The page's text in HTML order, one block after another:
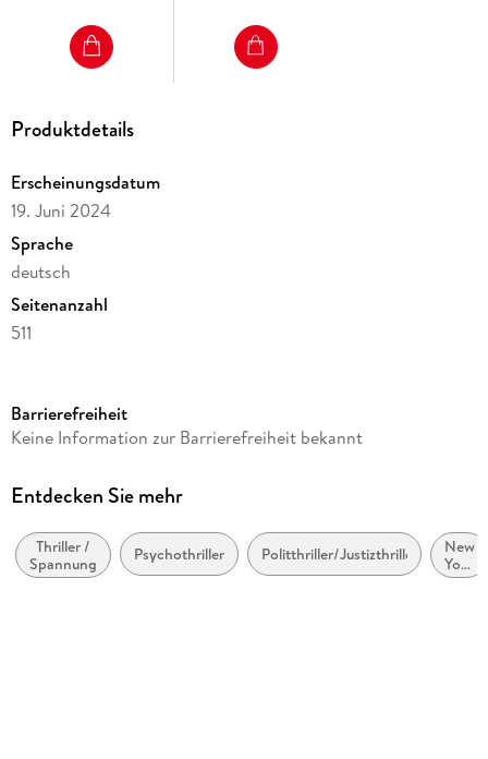
Produktdetails
Erscheinungsdatum
19. Juni 2024
Sprache
deutsch
Seitenanzahl
511
Autor/Autorin
Übersetzung
Verlag/Hersteller
Goldmann TB
Barrierefreiheit
Keine Information zur Barrierefreiheit bekannt
Entdecken Sie mehr
Thriller /
Spannung
Psychothriller Politthriller/Justizthriller
New
York
City